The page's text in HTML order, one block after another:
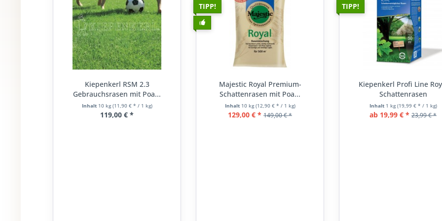
Kiepenkerl RSM 2.3
Gebrauchsrasen mit Poa...
Inhalt 10 kg(11,90 € * / 1 kg)
119,00 € *
TIPP!
Majestic Royal Premium-
Schattenrasen mit Poa...
Inhalt 10 kg(12,90 € * / 1 kg)
129,00 € * 149,00 € *
TIPP!
Kiepenkerl Profi Line
Schattenrasen
Inhalt 1 kg(19,99 € * / 1 kg)
ab 19,99 € * 23,99 € *